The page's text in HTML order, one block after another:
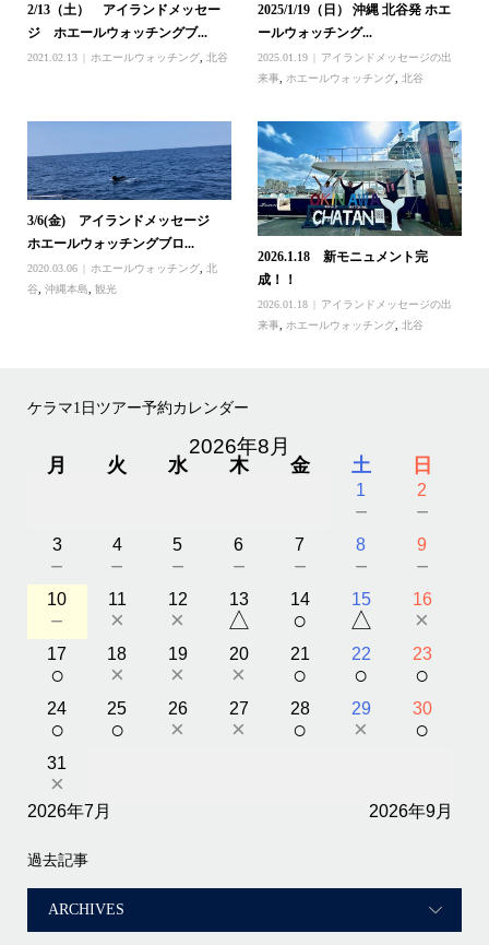
2/13（土） アイランドメッセー
ジ ホエールウォッチングブ...
2021.02.13 ホエールウォッチング, 北谷
2025/1/19（日） 沖縄 北谷発 ホエ
ールウォッチング...
2025.01.19
アイランドメッセージの出
来事
ホエールウォッチング ,北谷
3/6(金) アイランドメッセージ
ホエールウォッチングブロ...
2020.03.06 ホエールウォッチング, 北
谷, 沖縄本島, 観光
2026.1.18 新モニュメント完
成！！
2026.01.18
アイランドメッセージの出
来事
ホエールウォッチング ,北谷
ケラマ1日ツアー予約カレンダー
2026年8月
月 火 水 木 金 土 日
1
－
2
－
3
－
4
－
5
－
6
－
7
－
8
－
9
－
10
－
11
×
12
×
13
△
14
○
15
△
16
×
17
○
18
×
19
×
20
×
21
○
22
○
23
○
24
○
25
○
26
×
27
×
28
○
29
×
30
○
31
×
2026年7月 2026年9月
過去記事